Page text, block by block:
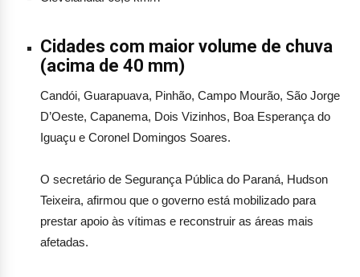
(acima de 40 mm)
Candói, Guarapuava, Pinhão, Campo Mourão, São Jorge
D’Oeste, Capanema, Dois Vizinhos, Boa Esperança do
Iguaçu e Coronel Domingos Soares.
Teixeira, afirmou que o governo está mobilizado para
prestar apoio às vítimas e reconstruir as áreas mais